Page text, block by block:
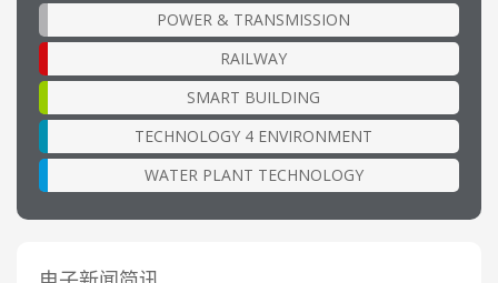
POWER & TRANSMISSION
RAILWAY
SMART BUILDING
TECHNOLOGY 4 ENVIRONMENT
WATER PLANT TECHNOLOGY